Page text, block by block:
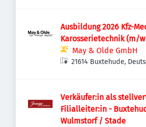
Ausbildung 2026 Kfz-
Karosserietechnik (m/
May & Olde GmbH
21614 Buxtehude,
Verkäufer:in als
Filialleiter:in -
Wulmstorf / Stade